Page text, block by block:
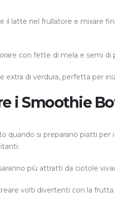
il latte nel frullatore e mixare
con fette di mela e semi di
di verdura, perfetta per
i Smoothie
quando si preparano piatti
più attratti da ciotole
volti divertenti con la